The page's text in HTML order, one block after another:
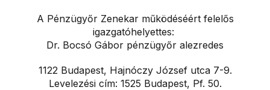
A Pénzügyőr Zenekar működéséért felelős
igazgatóhelyettes:
Dr. Bocsó Gábor pénzügyőr alezredes
1122 Budapest, Hajnóczy József utca 7-9.
Levelezési cím: 1525 Budapest, Pf. 50.